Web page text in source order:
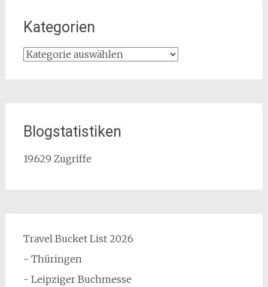
Kategorien
Kategorien
Blogstatistiken
19.629 Zugriffe
Travel Bucket List 2026
- Thüringen
- Leipziger Buchmesse